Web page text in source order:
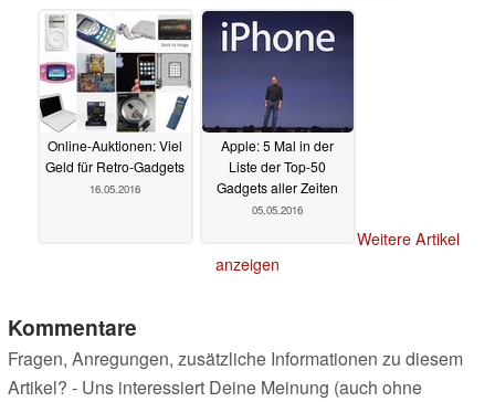
Online-Auktionen: Viel
Geld für Retro-Gadgets
16.05.2016
Apple: 5 Mal in der
Liste der Top-50
Gadgets aller Zeiten
05.05.2016
Weitere Artikel
anzeigen
Kommentare
Fragen, Anregungen, zusätzliche Informationen zu diesem
Artikel? - Uns interessiert Deine Meinung (auch ohne